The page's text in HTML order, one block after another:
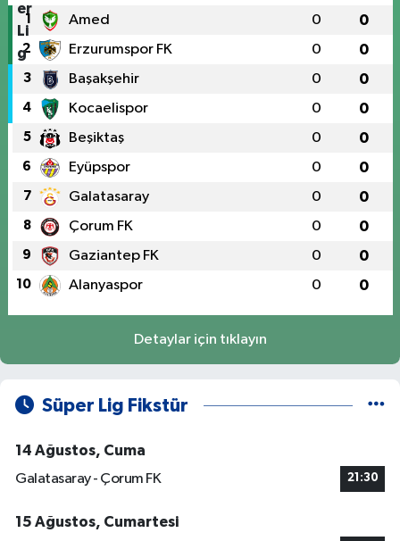
1 Amed 0 0
2 Erzurumspor FK 0 0
3 Başakşehir 0 0
4 Kocaelispor 0 0
5 Beşiktaş 0 0
6 Eyüpspor 0 0
7 Galatasaray 0 0
8 Çorum FK 0 0
9 Gaziantep FK 0 0
10 Alanyaspor 0 0
Detaylar için tıklayın
Süper Lig Fikstür
14 Ağustos, Cuma
Galatasaray - Çorum FK
21:30
15 Ağustos, Cumartesi